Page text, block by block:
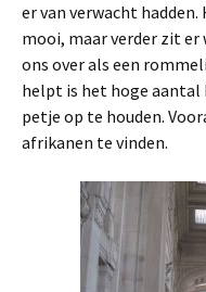
er van verwacht
mooi, maar verder zit
ons over als een
helpt is het hoge aantal
petje op te houden.
afrikanen te vinden.